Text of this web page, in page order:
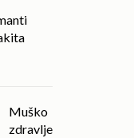
Muško
zdravlje u